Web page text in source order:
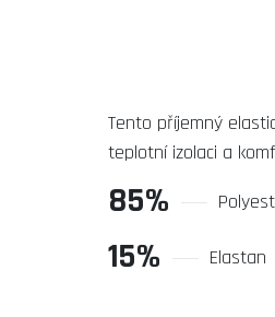
Tento příjemný
teplotní izolaci a
85%
15% Elastan